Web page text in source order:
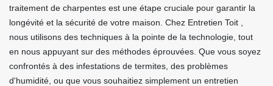
traitement de charpentes est une étape cruciale pour garantir la
longévité et la sécurité de votre maison. Chez Entretien Toit ,
nous utilisons des techniques à la pointe de la technologie, tout
en nous appuyant sur des méthodes éprouvées. Que vous soyez
confrontés à des infestations de termites, des problèmes
d'humidité, ou que vous souhaitiez simplement un entretien